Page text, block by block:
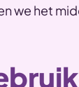
we het